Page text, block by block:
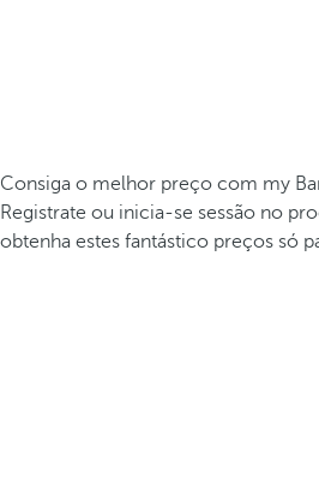
Consiga o melhor preço com my
Registrate ou inicia-se sessão no
obtenha estes fantástico preços só